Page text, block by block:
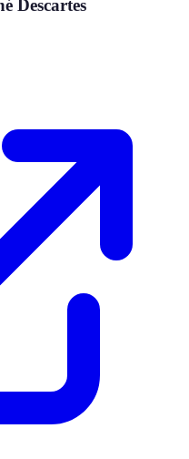
Descartes